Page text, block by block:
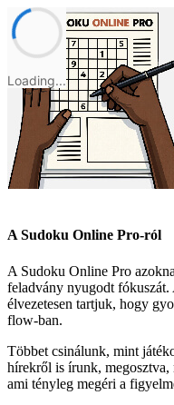
Loading...
A Sudoku Online Pro-ról
A Sudoku Online Pro
feladvány nyugodt fókuszát.
élvezetesen tartjuk, hogy
flow-ban.
Többet csinálunk, mint
hírekről is írunk, megosztva,
ami tényleg megéri a